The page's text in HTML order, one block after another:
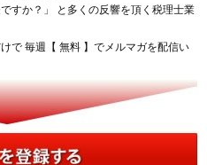
すか？」 と多くの反響を頂く税理士業
で 毎週【 無料 】でメルマガを配信い